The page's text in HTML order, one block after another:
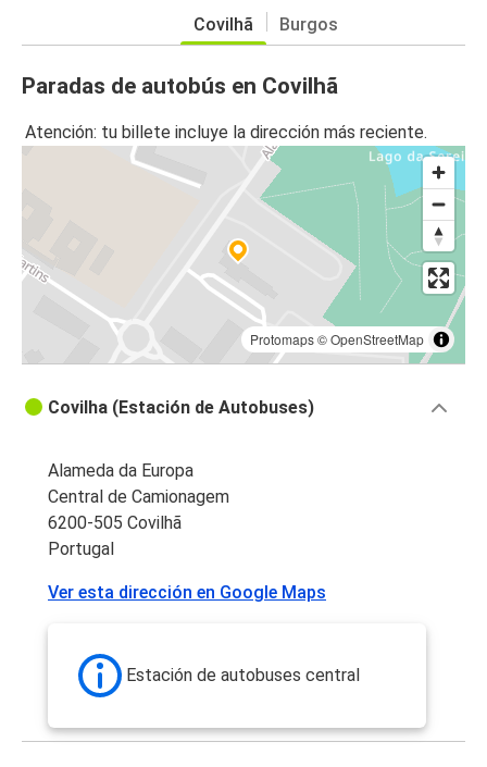
Covilhã Burgos
Paradas de autobús en Covilhã
Atención: tu billete incluye la dirección más reciente.
Protomaps©OpenStreetMap
Covilha (Estación de Autobuses)
Alameda da Europa
Central de Camionagem
6200-505 Covilhã
Portugal
Ver esta dirección en Google Maps
Estación de autobuses central